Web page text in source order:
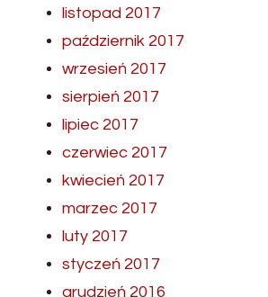
listopad 2017
październik 2017
wrzesień 2017
sierpień 2017
lipiec 2017
czerwiec 2017
kwiecień 2017
marzec 2017
luty 2017
styczeń 2017
grudzień 2016